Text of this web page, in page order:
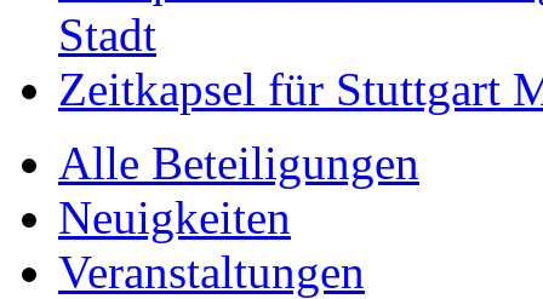
Stadt
Zeitkapsel für Stuttgart
Alle Beteiligungen
Neuigkeiten
Veranstaltungen